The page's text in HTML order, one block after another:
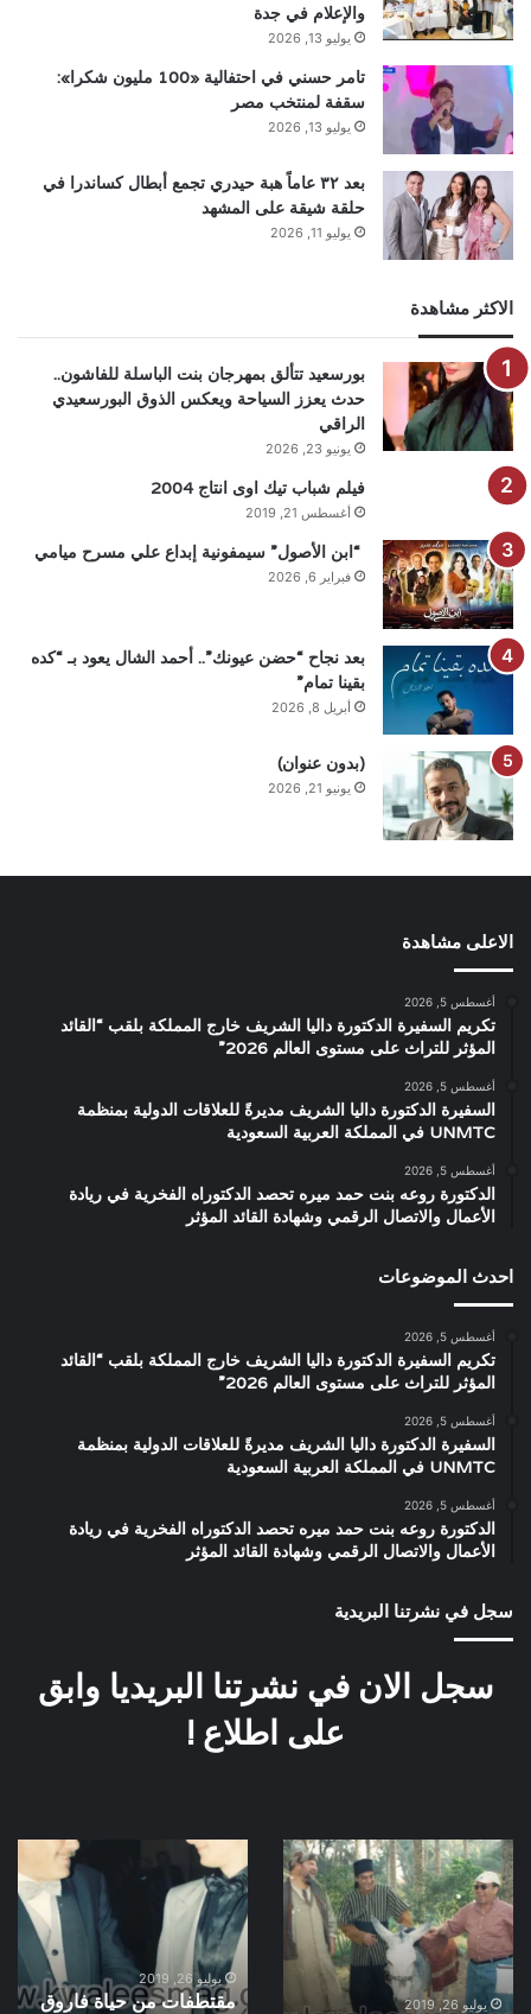
والإعلام في جدة
يوليو 13, 2026
تامر حسني في احتفالية «100 مليون شكرا»:
سقفة لمنتخب مصر
يوليو 13, 2026
بعد ٣٢ عاماً هبة حيدري تجمع أبطال كساندرا في
حلقة شيقة على المشهد
يوليو 11, 2026
الاكثر مشاهدة
بورسعيد تتألق بمهرجان بنت الباسلة للفاشون..
حدث يعزز السياحة ويعكس الذوق البورسعيدي
الراقي
يونيو 23, 2026
فيلم شباب تيك اوى انتاج 2004
أغسطس 21, 2019
“ابن الأصول” سيمفونية إبداع علي مسرح ميامي
فبراير 6, 2026
بعد نجاح “حضن عيونك”.. أحمد الشال يعود بـ “كده
بقينا تمام”
أبريل 8, 2026
(بدون عنوان)
يونيو 21, 2026
الاعلى مشاهدة
أغسطس 5, 2026
تكريم السفيرة الدكتورة داليا الشريف خارج المملكة بلقب “القائد
المؤثر للتراث على مستوى العالم 2026”
أغسطس 5, 2026
السفيرة الدكتورة داليا الشريف مديرةً للعلاقات الدولية بمنظمة
UNMTC في المملكة العربية السعودية
أغسطس 5, 2026
الدكتورة روعه بنت حمد ميره تحصد الدكتوراه الفخرية في ريادة
الأعمال والاتصال الرقمي وشهادة القائد المؤثر
احدث الموضوعات
أغسطس 5, 2026
تكريم السفيرة الدكتورة داليا الشريف خارج المملكة بلقب “القائد
المؤثر للتراث على مستوى العالم 2026”
أغسطس 5, 2026
السفيرة الدكتورة داليا الشريف مديرةً للعلاقات الدولية بمنظمة
UNMTC في المملكة العربية السعودية
أغسطس 5, 2026
الدكتورة روعه بنت حمد ميره تحصد الدكتوراه الفخرية في ريادة
الأعمال والاتصال الرقمي وشهادة القائد المؤثر
سجل في نشرتنا البريدية
سجل الان في نشرتنا البريديا وابق
على اطلاع !
صورة
نادرة
يوليو 26, 2019
مقتطفات
من
حياة
فاروق
الفيشاوى
يوليو 26, 2019
مقتطفات من حياة فاروق